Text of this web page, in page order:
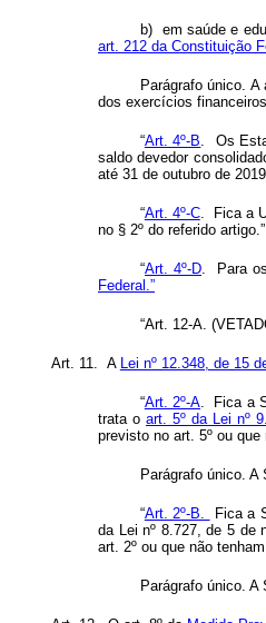
b) em saúde e
art. 212 da Constituição
Parágrafo único.
dos exercícios
“Art. 4º-B. Os
saldo devedor
até 31 de outubro de
“Art. 4º-C. Fica a
no § 2º do referido artigo.”
“Art. 4º-D. Para
Federal.”
“Art. 12-A.
Art. 11. A Lei nº 12.348, de 15
“Art. 2º-A. Fica a
trata o art. 5º da Lei nº
previsto no art. 5º ou
Parágrafo único.
“Art. 2º-B.
Fica a
da Lei nº 8.727, de 5 de
art. 2º ou que não
Parágrafo único.